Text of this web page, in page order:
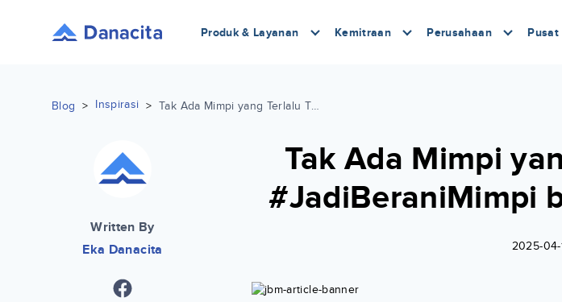
Produk & Layanan Kemitraan Perusahaan Pusat
Blog > Inspirasi > Tak Ada Mimpi yang Terlalu Tinggi, #JadiBeraniMimpi bersama Danacita
Written By
Eka Danacita
Tak Ada Mimpi
#JadiBeraniMimpi
2025-04-